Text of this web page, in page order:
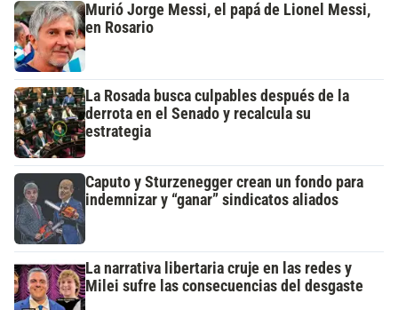
Murió Jorge Messi, el papá de Lionel Messi,
en Rosario
La Rosada busca culpables después de la
derrota en el Senado y recalcula su
estrategia
Caputo y Sturzenegger crean un fondo para
indemnizar y “ganar” sindicatos aliados
La narrativa libertaria cruje en las redes y
Milei sufre las consecuencias del desgaste